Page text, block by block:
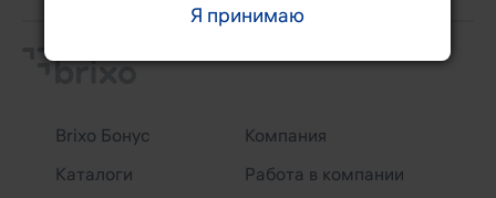
Brixo Бонус
Каталоги
Компания
Работа в компании
Я принимаю